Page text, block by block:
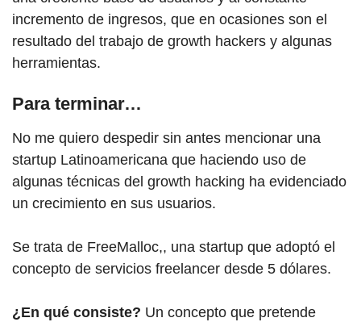
incremento de ingresos, que en ocasiones son el
resultado del trabajo de growth hackers y algunas
herramientas.
Para terminar…
No me quiero despedir sin antes mencionar una
startup Latinoamericana que haciendo uso de
algunas técnicas del growth hacking ha evidenciado
un crecimiento en sus usuarios.
Se trata de FreeMalloc,, una startup que adoptó el
concepto de servicios freelancer desde 5 dólares.
¿En qué consiste? Un concepto que pretende